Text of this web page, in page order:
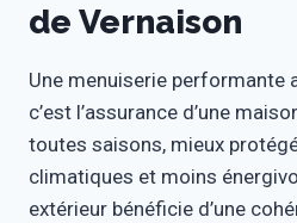
de Vernaison
Une menuiserie performante
c’est l’assurance d’une
toutes saisons, mieux
climatiques et moins
extérieur bénéficie d’une